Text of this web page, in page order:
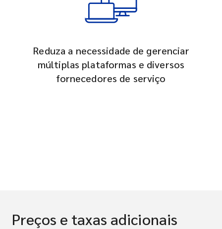
Reduza a necessidade de gerenciar
múltiplas plataformas e diversos
fornecedores de serviço
Preços e taxas adicionais